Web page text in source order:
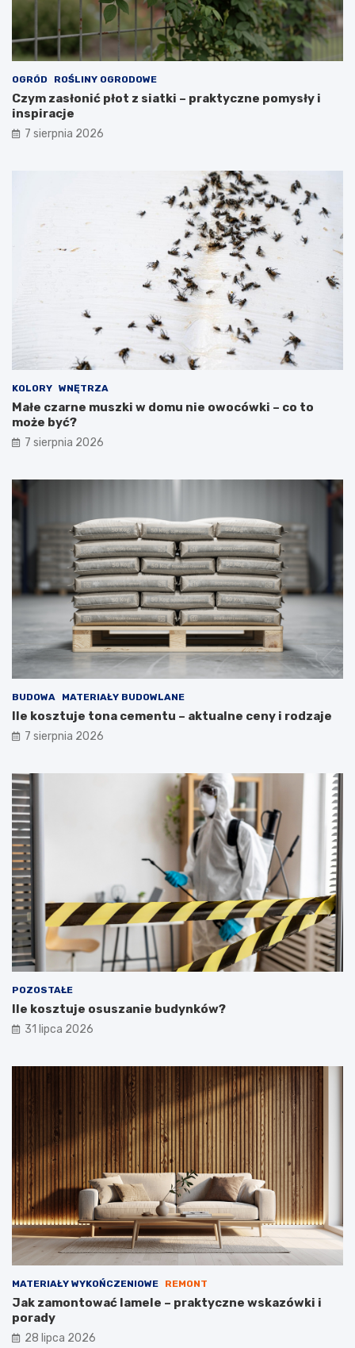
OGRÓD ROŚLINY OGRODOWE
Czym zasłonić płot z siatki – praktyczne pomysły i
inspiracje
7 sierpnia 2026
KOLORY WNĘTRZA
Małe czarne muszki w domu nie owocówki – co to
może być?
7 sierpnia 2026
BUDOWA MATERIAŁY BUDOWLANE
Ile kosztuje tona cementu – aktualne ceny i rodzaje
7 sierpnia 2026
POZOSTAŁE
Ile kosztuje osuszanie budynków?
31 lipca 2026
MATERIAŁY WYKOŃCZENIOWE REMONT
Jak zamontować lamele – praktyczne wskazówki i
porady
28 lipca 2026